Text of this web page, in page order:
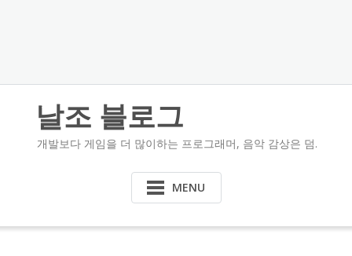
날조 블로그
개발보다 게임을 더 많이하는 프로그래머, 음악 감상은 덤.
MENU